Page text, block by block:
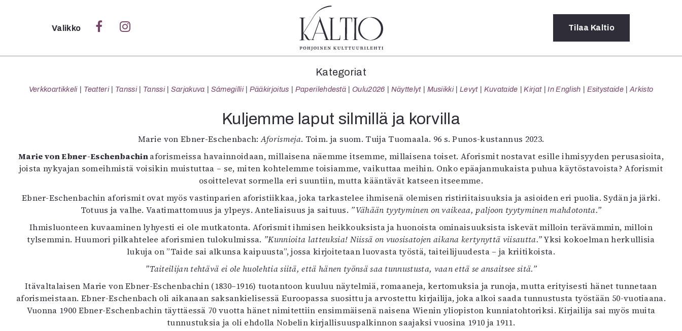
Sulje
Verkkoartikkeli
Tanssi
Tanssi
Sarjakuva
Pääkirjoitus
Paperilehdestä
Oulu2026
Näyttelyt
Musiikki
Kuvataide
Kirjat
In English
Esitystaide
Arkisto
Lehdet
4/2026
1/2026
6/2025
5/2025 saame
Lehtiarkisto
Tilaus ja
Yhteistyössä
Toimitus
Mediatiedot
Valikko Tilaa Kaltio
Kategoriat
Verkkoartikkeli Teatteri Tanssi Tanssi Sarjakuva Sámegillii Pääkirjoitus Paperilehdestä Oulu2026 Näyttelyt Musiikki Levyt Kuvataide Kirjat In English Esitystaide Arkisto
Kuljemme laput silmillä ja korvilla
Marie von Ebner-Eschenbach:Aforismeja. Toim. ja suom. Tuija Tuomaala. 96 s. Punos-kustannus 2023.
Marie von Ebner-Eschenbachinaforismeissa havainnoidaan, millaisena näemme itsemme, millaisena toiset. Aforismit nostavat esille ihmisyyden perusasioita,
joista nykyajan someihmistä voisikin muistuttaa – se, miten kohtelemme toisiamme, vaikuttaa meihin. Onko epäajanmukaista puhua käytöstavoista? Aforismit
osoittelevat sormella eri suuntiin, mutta kääntävät katseen itseemme.
Ebner-Eschenbachin aforismit ovat myös vastinparien aforistiikkaa, joka tarkastelee ihmisenä olemisen ristiriitaisuuksia ja asioiden eri puolia. Sydän ja järki.
Totuus ja valhe. Vaatimattomuus ja ylpeys. Anteliaisuus ja saituus. ”Vähään tyytyminen on vaikeaa, paljoon tyytyminen mahdotonta.”
Ihmisluonteen kuvaaminen lyhyesti ei ole mutkatonta. Aforismit ihmisen heikkouksista ja huonoista ominaisuuksista iskevät milloin terävämmin, milloin
tylsemmin. Huumori pilkahtelee aforismien tulokulmissa. ”Kunnioita latteuksia! Niissä on vuosisatojen aikana kertynyttä viisautta.”Yksi kokoelman herkullisia
lukuja on ”Taide sai alkunsa kaipuusta”, jossa kirjoitetaan luovasta työstä, taiteilijuudesta – ja kriitikoista.
”Taiteilijan tehtävä ei ole huolehtia siitä, että hänen työnsä saa tunnustusta, vaan että se ansaitsee sitä.”
Itävaltalaisen Marie von Ebner-Eschenbachin (1830–1916) tuotantoon kuuluu näytelmiä, romaaneja, kertomuksia ja runoja, mutta erityisesti hänet tunnetaan
aforismeistaan. Ebner-Eschenbach oli aikanaan saksankielisessä Euroopassa suosittu ja arvostettu kirjailija, joka alkoi saada tunnustusta työstään 50-vuotiaana.
Vuonna 1900 Ebner-Eschenbachin täyttäessä 70 vuotta hänet nimitettiin ensimmäisenä naisena Wienin yliopiston kunniatohtoriksi. Kirjailija sai myös muita
tunnustuksia ja oli ehdolla Nobelin kirjallisuuspalkinnon saajaksi vuosina 1910 ja 1911.